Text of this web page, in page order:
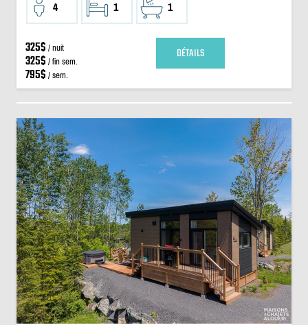
4 1 1
325$ / nuit
325$ / fin sem.
795$ / sem.
DÉTAILS